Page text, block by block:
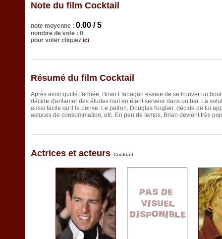
Note du film Cocktail
note moyenne : 0.00 / 5
nombre de vote : 0
pour voter cliquez ici
Résumé du film Cocktail
Après avoir quitté l'armée, Brian Flanagan essaie de se trouver un
décide d'entamer des études tout en étant serveur dans un bar. La
aussi facile qu'il le pense. Le patron, Douglas Koglan, décide de lui
astuces de consommation, etc. En peu de temps, Brian devient très
Actrices et acteurs Cocktail